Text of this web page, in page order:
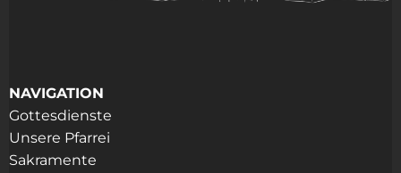
NAVIGATION
Gottesdienste
Unsere Pfarrei
Sakramente